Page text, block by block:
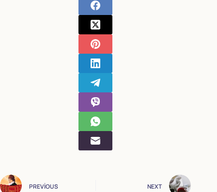
PREVIOUS NEXT